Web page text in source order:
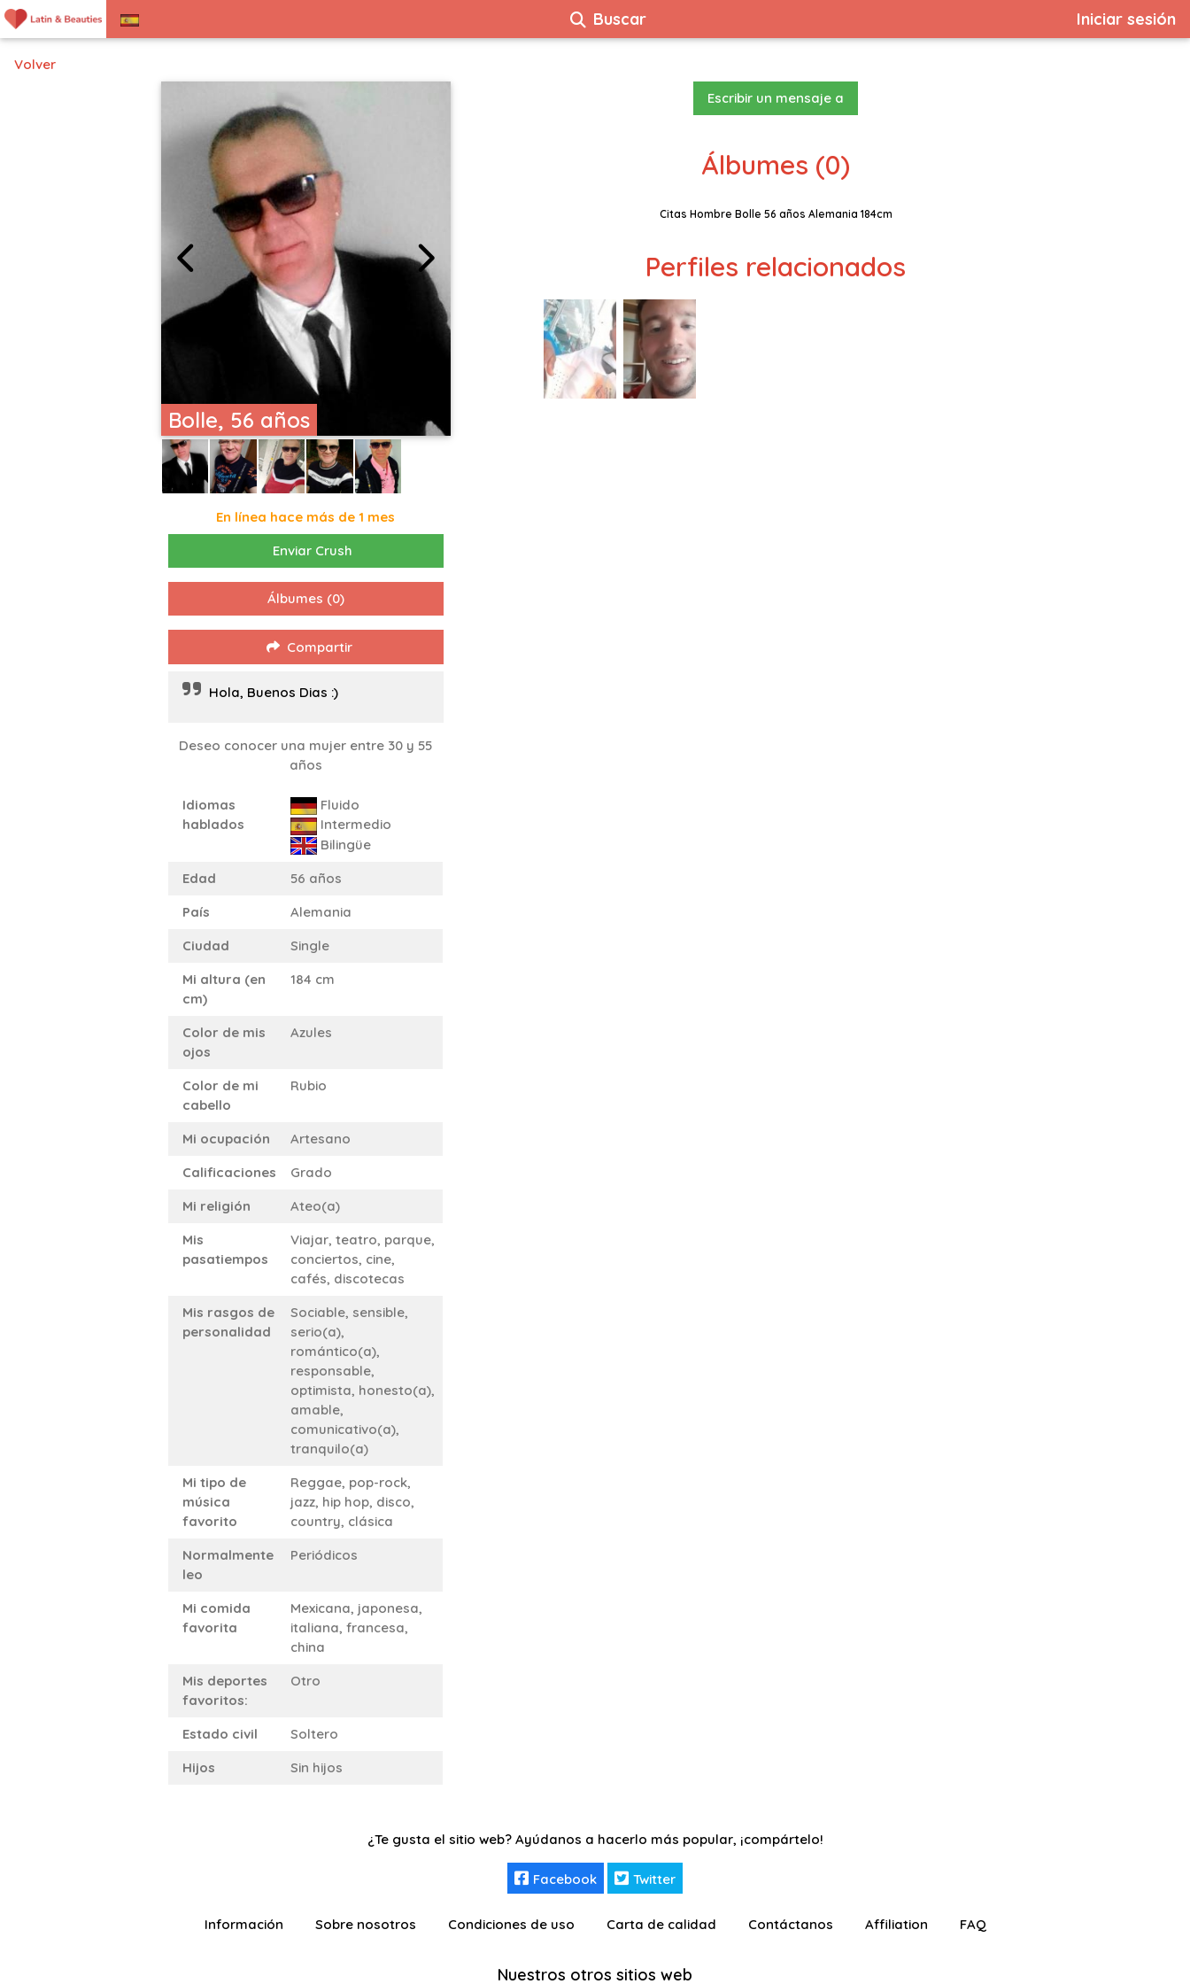
Iniciar sesión
Buscar
Volver
Bolle, 56 años
En línea hace más de 1 mes
Enviar Crush
Álbumes (0)
Compartir
Hola, Buenos Dias :)
Deseo conocer una mujer entre 30 y 55
años
Idiomas
hablados
Fluido
Intermedio
Bilingüe
Edad
56 años
País
Alemania
Ciudad
Single
Mi altura (en
cm)
184 cm
Color de mis
ojos
Azules
Color de mi
cabello
Rubio
Mi ocupación
Artesano
Calificaciones
Grado
Mi religión
Ateo(a)
Mis
pasatiempos
Viajar, teatro, parque,
conciertos, cine,
cafés, discotecas
Mis rasgos de
personalidad
Sociable, sensible,
serio(a),
romántico(a),
responsable,
optimista, honesto(a),
amable,
comunicativo(a),
tranquilo(a)
Mi tipo de
música
favorito
Reggae, pop-rock,
jazz, hip hop, disco,
country, clásica
Normalmente
leo
Periódicos
Mi comida
favorita
Mexicana, japonesa,
italiana, francesa,
china
Mis deportes
favoritos:
Otro
Estado civil
Soltero
Hijos
Sin hijos
Escribir un mensaje a
Álbumes (0)
Citas Hombre Bolle 56 años Alemania 184cm
Perfiles relacionados
¿Te gusta el sitio web? Ayúdanos a hacerlo más popular, ¡compártelo!
Facebook Twitter
Información Sobre nosotros Condiciones de uso Carta de calidad Contáctanos Affiliation FAQ
Nuestros otros sitios web